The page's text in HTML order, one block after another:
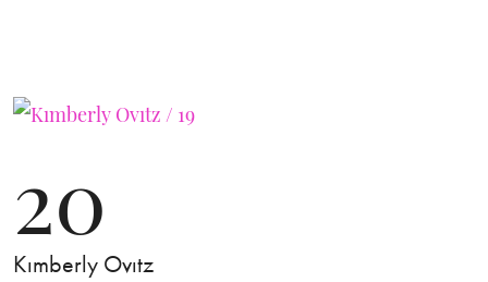
20
Kımberly Ovıtz